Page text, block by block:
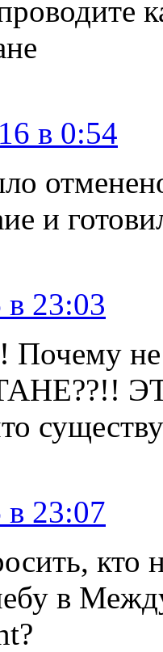
в 0:54
и
23:03
Почему
в 23:07
кто
в